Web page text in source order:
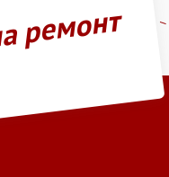
ремонт